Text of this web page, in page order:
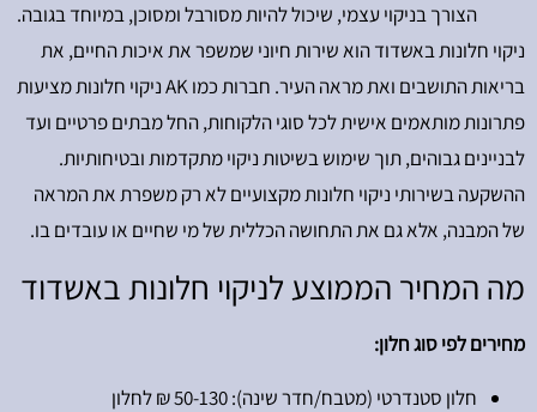
הצורך בניקוי עצמי, שיכול להיות מסורבל ומסוכן, במיוחד בגובה.
ניקוי חלונות באשדוד הוא שירות חיוני שמשפר את איכות החיים, את
בריאות התושבים ואת מראה העיר. חברות כמו AK ניקוי חלונות מציעות
פתרונות מותאמים אישית לכל סוגי הלקוחות, החל מבתים פרטיים ועד
לבניינים גבוהים, תוך שימוש בשיטות ניקוי מתקדמות ובטיחותיות.
ההשקעה בשירותי ניקוי חלונות מקצועיים לא רק משפרת את המראה
של המבנה, אלא גם את התחושה הכללית של מי שחיים או עובדים בו.
מה המחיר הממוצע לניקוי חלונות באשדוד
מחירים לפי סוג חלון:
חלון סטנדרטי (מטבח/חדר שינה): 50-130 ₪ לחלון